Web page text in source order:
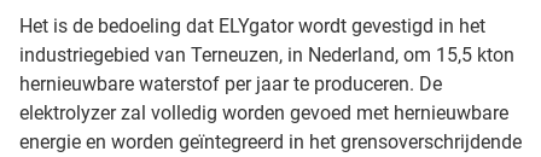
Het is de bedoeling dat ELYgator wordt gevestigd in het
industriegebied van Terneuzen, in Nederland, om 15,5 kton
hernieuwbare waterstof per jaar te produceren. De
elektrolyzer zal volledig worden gevoed met hernieuwbare
energie en worden geïntegreerd in het grensoverschrijdende